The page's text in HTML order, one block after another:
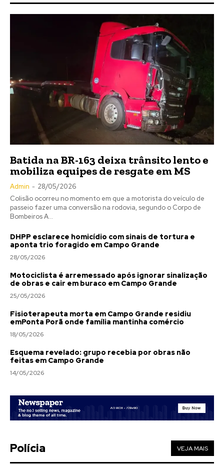
Batida na BR-163 deixa trânsito lento e
mobiliza equipes de resgate em MS
Admin - 28/05/2026
Colisão ocorreu no momento em que a motorista do veículo de
passeio fazer uma conversão na rodovia, segundo o Corpo de
Bombeiros A...
DHPP esclarece homicídio com sinais de tortura e
aponta trio foragido em Campo Grande
28/05/2026
Motociclista é arremessado após ignorar sinalização
de obras e cair em buraco em Campo Grande
25/05/2026
Fisioterapeuta morta em Campo Grande residiu
emPonta Porã onde família mantinha comércio
18/05/2026
Esquema revelado: grupo recebia por obras não
feitas em Campo Grande
14/05/2026
Polícia VEJA MAIS